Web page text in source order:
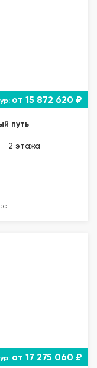
от 15 872 620 ₽
путь
2 этажа
от 17 275 060 ₽